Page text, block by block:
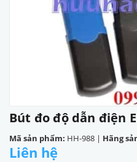
Bút đo độ dẫn điện
Mã sản phẩm: HH-988 | Hãng
Liên hệ